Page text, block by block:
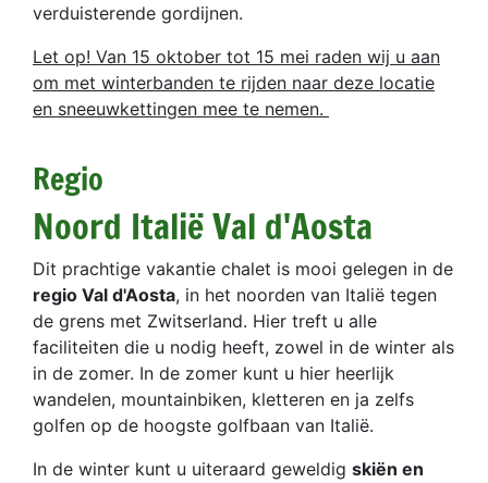
verduisterende gordijnen.
Let op! Van 15 oktober tot 15 mei raden wij u aan
om met winterbanden te rijden naar deze locatie
en sneeuwkettingen mee te nemen.
Regio
Noord Italië Val d'Aosta
Dit prachtige vakantie chalet is mooi gelegen in de
regio Val d'Aosta, in het noorden van Italië tegen
de grens met Zwitserland. Hier treft u alle
faciliteiten die u nodig heeft, zowel in de winter als
in de zomer. In de zomer kunt u hier heerlijk
wandelen, mountainbiken, kletteren en ja zelfs
golfen op de hoogste golfbaan van Italië.
In de winter kunt u uiteraard geweldig skiën en